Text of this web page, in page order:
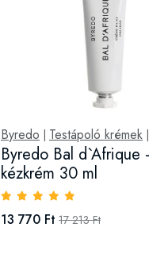
Byredo Testápoló krémek|
Byredo Bal d`Afrique -
kézkrém 30 ml
13 770 Ft 17 213 Ft